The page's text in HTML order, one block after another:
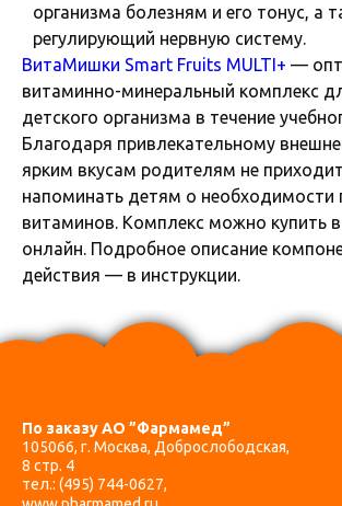
организма болезням и его тонус, а
регулирующий нервную систему.
ВитаМишки Smart Fruits MULTI+ —
витаминно-минеральный комплекс
детского организма в течение
Благодаря привлекательному
ярким вкусам родителям не
напоминать детям о необходимости
витаминов. Комплекс можно купить в
онлайн. Подробное описание
действия — в инструкции.
По заказу АО ”Фармамед”
105066, г. Москва, Доброслободская,
8 стр. 4
тел.: (495) 744-0627,